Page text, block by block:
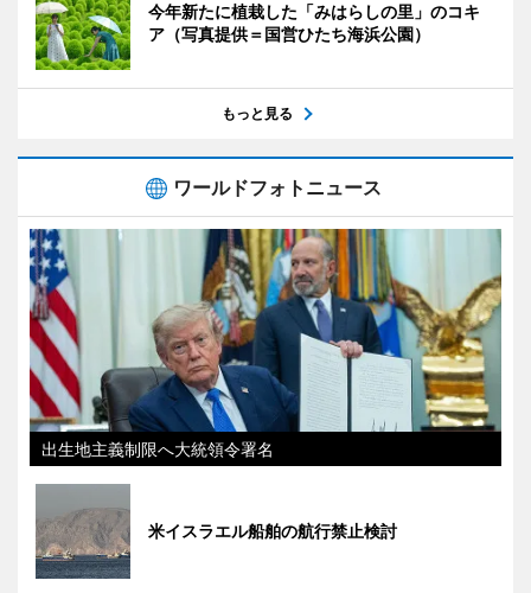
今年新たに植栽した「みはらしの里」のコキ
ア（写真提供＝国営ひたち海浜公園）
もっと見る
ワールドフォトニュース
出生地主義制限へ大統領令署名
米イスラエル船舶の航行禁止検討